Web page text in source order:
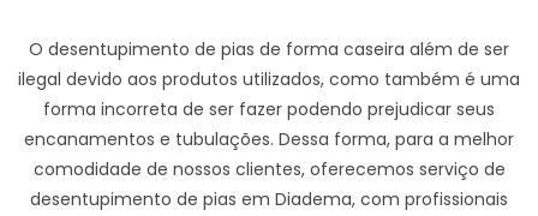
O desentupimento de pias de forma caseira além de ser
ilegal devido aos produtos utilizados, como também é uma
forma incorreta de ser fazer podendo prejudicar seus
encanamentos e tubulações. Dessa forma, para a melhor
comodidade de nossos clientes, oferecemos serviço de
desentupimento de pias em Diadema, com profissionais